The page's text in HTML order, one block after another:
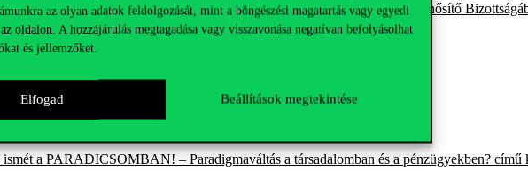
az olyan adatok feldolgozását, mint a böngészési magatartás vagy egyedi
oldalon. A hozzájárulás megtagadása vagy visszavonása negatívan befolyásolhat
és jellemzőket.
Elfogad Beállítások megtekintése
összeállítása az MTA IX. Osztály Gazdaságtudományi Doktori Minősítő
rendszere, különös tekintettel a közpénzügyi vonatkozásokra
négyszögesítése, avagy az ESG-jelentések számszerű minősítése
vizsgálata Covid-19 és az orosz-ukrán háború időszakában
a PARADICSOMBAN! – Paradigmaváltás a társadalomban és a pénzügyekben? című